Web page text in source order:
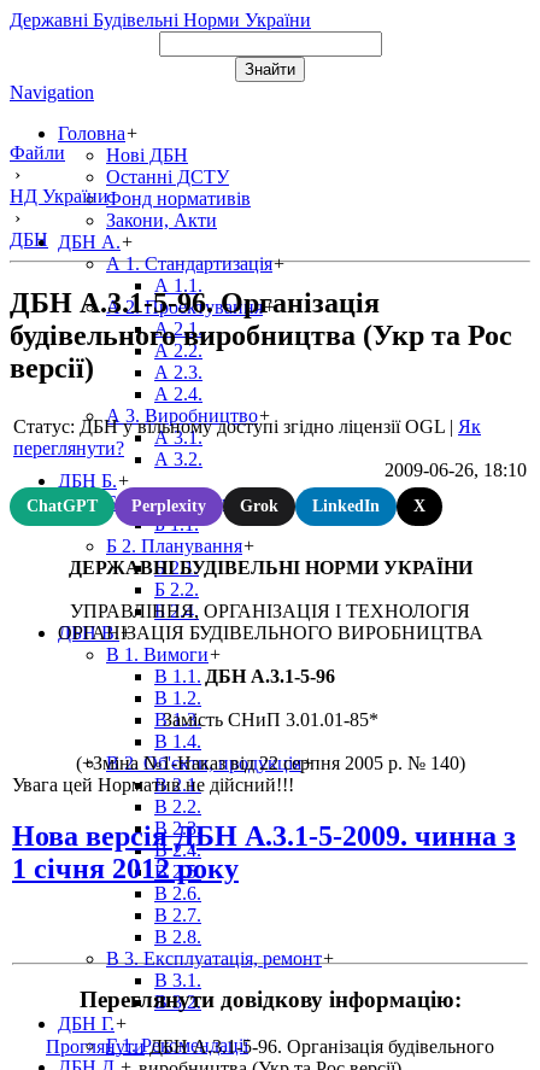
Державні Будівельні Норми України
Navigation
Головна+
Нові ДБН
Останні ДСТУ
Фонд нормативів
Закони, Акти
ДБН А.+
А 1. Стандартизація+
А 1.1.
А 2. Проектування+
А 2.1.
А 2.2.
А 2.3.
А 2.4.
А 3. Виробництво+
А 3.1.
А 3.2.
ДБН Б.+
Б 1. Містобудування+
Б 1.1.
Б 2. Планування+
Б 2.1.
Б 2.2.
Б 2.4.
ДБН В.+
В 1. Вимоги+
В 1.1.
В 1.2.
В 1.3.
В 1.4.
В 2. Об'єкти, продукція+
В 2.1.
В 2.2.
В 2.3.
В 2.4.
В 2.5.
В 2.6.
В 2.7.
В 2.8.
В 3. Експлуатація, ремонт+
В 3.1.
В 3.2.
ДБН Г.+
Г 1. Рекомендації
Файли
›
НД України
›
ДБН
ДБН А.3.1-5-96. Організація
будівельного виробництва (Укр та Рос
версії)
Статус: ДБН у вільному доступі згідно ліцензії OGL | Як
переглянути?
2009-06-26, 18:10
ChatGPT Perplexity Grok LinkedIn X
ДЕРЖАВНІ БУДІВЕЛЬНІ НОРМИ УКРАЇНИ
УПРАВЛІННЯ, ОРГАНІЗАЦІЯ І ТЕХНОЛОГІЯ
ОРГАНІЗАЦІЯ БУДІВЕЛЬНОГО ВИРОБНИЦТВА
ДБН А.3.1-5-96
Замість СНиП 3.01.01-85*
(+Зміна №1-Наказ від 22 серпня 2005 р. № 140)
Увага цей Норматив не дійсний!!!
Нова версія ДБН А.3.1-5-2009. чинна з
1 січня 2012 року
Переглянути довідкову інформацію:
ПроглянутиДБН А.3.1-5-96. Організація будівельного